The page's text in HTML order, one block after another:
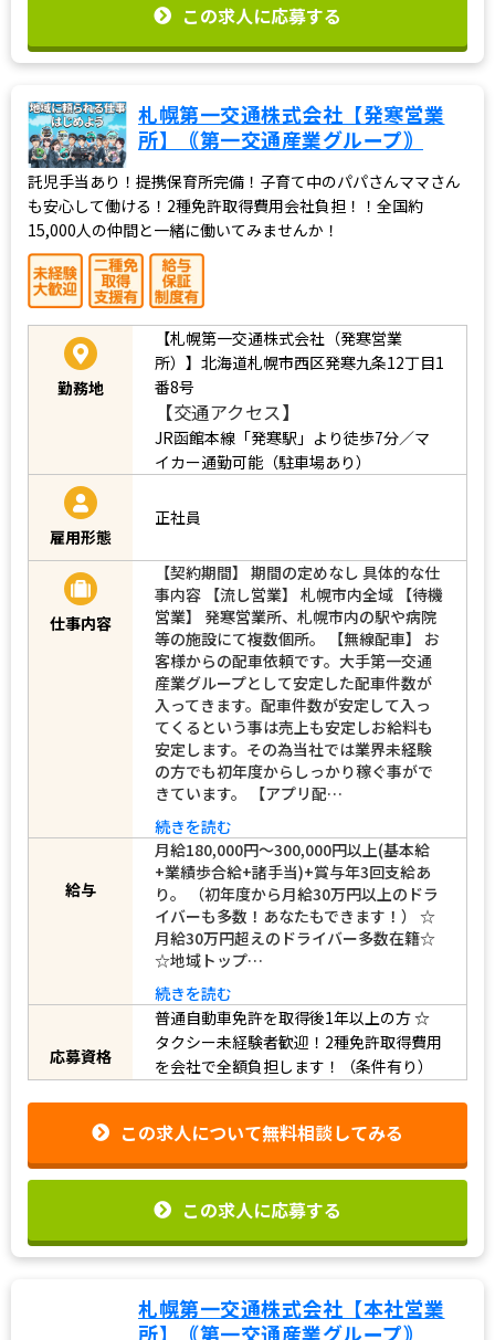
この求人に応募する
札幌第一交通株式会社【発寒営業
所】｟第一交通産業グループ｠
託児手当あり！提携保育所完備！子育て中のパパさんママさん
も安心して働ける！2種免許取得費用会社負担！！全国約
15,000人の仲間と一緒に働いてみませんか！
勤務地
【札幌第一交通株式会社（発寒営業
所）】北海道札幌市西区発寒九条12丁目1
番8号
【交通アクセス】
JR函館本線「発寒駅」より徒歩7分／マ
イカー通勤可能（駐車場あり）
雇用形態
正社員
仕事内容
【契約期間】 期間の定めなし 具体的な仕
事内容 【流し営業】 札幌市内全域 【待機
営業】 発寒営業所、札幌市内の駅や病院
等の施設にて複数個所。 【無線配車】 お
客様からの配車依頼です。大手第一交通
産業グループとして安定した配車件数が
入ってきます。配車件数が安定して入っ
てくるという事は売上も安定しお給料も
安定します。その為当社では業界未経験
の方でも初年度からしっかり稼ぐ事がで
きています。 【アプリ配…
続きを読む
給与
月給180,000円～300,000円以上(基本給
+業績歩合給+諸手当)+賞与年3回支給あ
り。 （初年度から月給30万円以上のドラ
イバーも多数！あなたもできます！） ☆
月給30万円超えのドライバー多数在籍☆
☆地域トップ…
続きを読む
応募資格
普通自動車免許を取得後1年以上の方 ☆
タクシー未経験者歓迎！2種免許取得費用
を会社で全額負担します！（条件有り）
この求人について無料相談してみる
この求人に応募する
札幌第一交通株式会社【本社営業